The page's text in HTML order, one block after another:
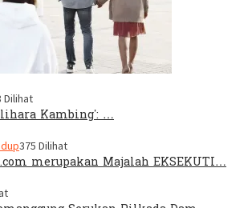
Dilihat
Kambing’: …
375 Dilihat
merupakan Majalah EKSEKUTI…